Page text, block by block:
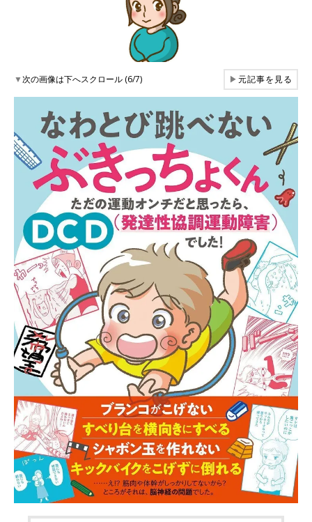
▼次の画像は下へスクロール (6/7) ▶元記事を見る